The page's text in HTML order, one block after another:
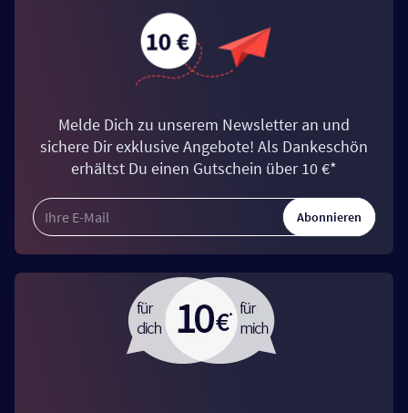
Melde Dich zu unserem Newsletter an und
sichere Dir exklusive Angebote! Als Dankeschön
erhältst Du einen Gutschein über 10 €*
Abonnieren